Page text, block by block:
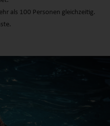
als 100 Personen gleichzeitig.